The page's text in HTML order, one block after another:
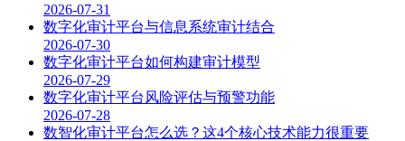
2026-07-31
数字化审计平台与信息系统审计结合
2026-07-30
数字化审计平台如何构建审计模型
2026-07-29
数字化审计平台风险评估与预警功能
2026-07-28
数智化审计平台怎么选？这4个核心技术能力很重要